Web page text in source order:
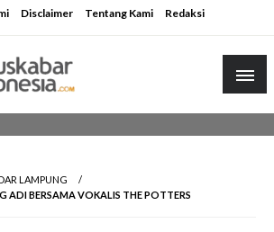
Disclaimer Tentang Kami Redaksi
LAMPUNG
ADI BERSAMA VOKALIS THE POTTERS